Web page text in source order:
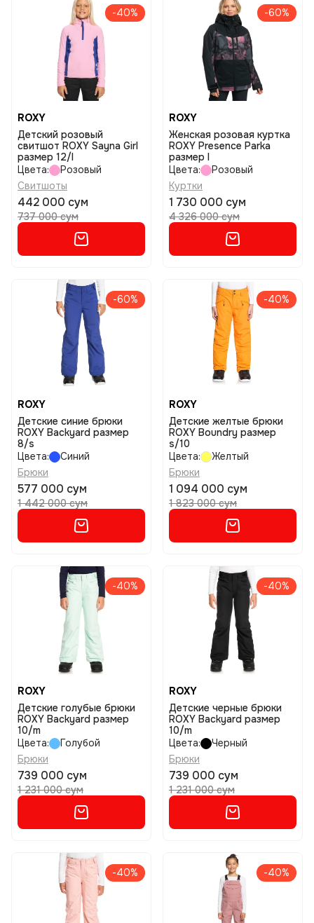
-40%
ROXY
Детский розовый
свитшот ROXY Sayna Girl
размер 12/l
Цвета:
Розовый
Свитшоты
442 000 сум
737 000 сум
-60%
ROXY
Женская розовая куртка
ROXY Presence Parka
размер l
Цвета:
Розовый
Куртки
1 730 000 сум
4 326 000 сум
-60%
ROXY
Детские синие брюки
ROXY Backyard размер
8/s
Цвета:
Синий
Брюки
577 000 сум
1 442 000 сум
-40%
ROXY
Детские желтые брюки
ROXY Boundry размер
s/10
Цвета:
Желтый
Брюки
1 094 000 сум
1 823 000 сум
-40%
ROXY
Детские голубые брюки
ROXY Backyard размер
10/m
Цвета:
Голубой
Брюки
739 000 сум
1 231 000 сум
-40%
ROXY
Детские черные брюки
ROXY Backyard размер
10/m
Цвета:
Черный
Брюки
739 000 сум
1 231 000 сум
-40% -40%